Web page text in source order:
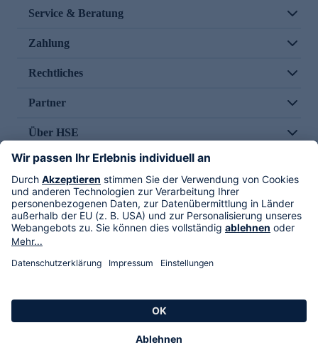
Service & Beratung
Zahlung
Rechtliches
Partner
Über HSE
Im TV
HSE International